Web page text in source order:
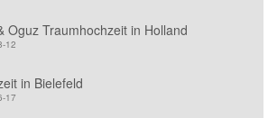
Oguz Traumhochzeit in Holland
12
in Bielefeld
17